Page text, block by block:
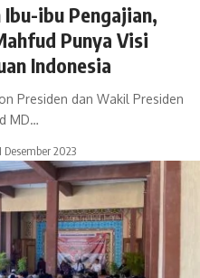
Ibu-ibu Pengajian,
Punya Visi
Indonesia
Presiden dan Wakil Presiden
MD…
Desember 2023